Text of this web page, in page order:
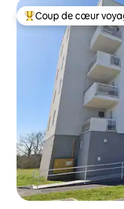
Coups de cœur
Coup de cœur